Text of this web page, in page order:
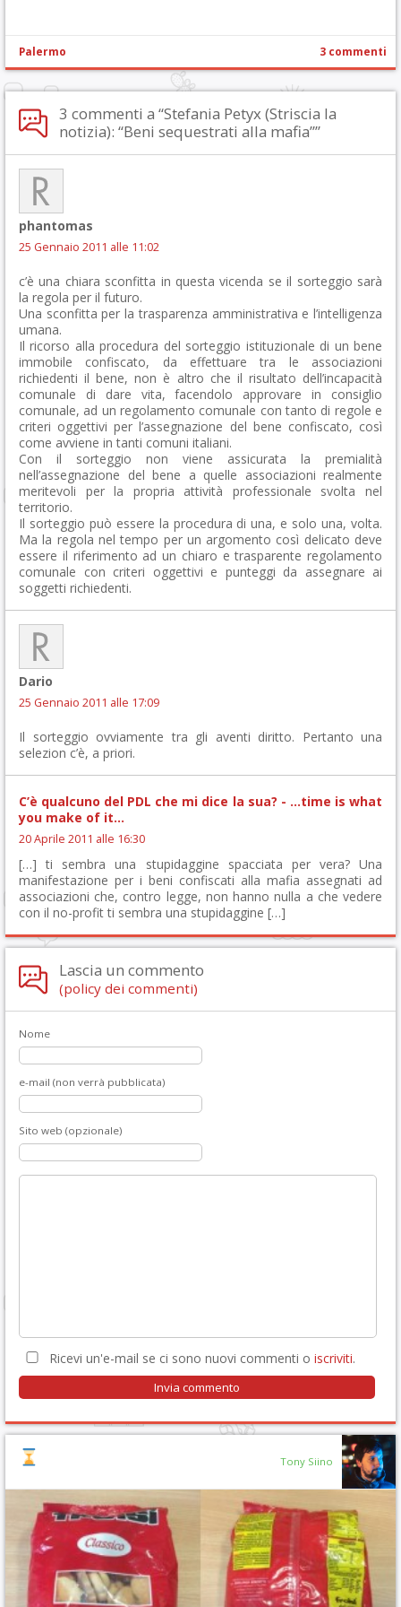
Palermo 3 commenti
3 commenti a “Stefania Petyx (Striscia la
notizia): “Beni sequestrati alla mafia””
phantomas
25 Gennaio 2011 alle 11:02
c’è una chiara sconfitta in questa vicenda se il sorteggio sarà
la regola per il futuro.
Una sconfitta per la trasparenza amministrativa e l’intelligenza
umana.
Il ricorso alla procedura del sorteggio istituzionale di un bene
immobile confiscato, da effettuare tra le associazioni
richiedenti il bene, non è altro che il risultato dell’incapacità
comunale di dare vita, facendolo approvare in consiglio
comunale, ad un regolamento comunale con tanto di regole e
criteri oggettivi per l’assegnazione del bene confiscato, così
come avviene in tanti comuni italiani.
Con il sorteggio non viene assicurata la premialità
nell’assegnazione del bene a quelle associazioni realmente
meritevoli per la propria attività professionale svolta nel
territorio.
Il sorteggio può essere la procedura di una, e solo una, volta.
Ma la regola nel tempo per un argomento così delicato deve
essere il riferimento ad un chiaro e trasparente regolamento
comunale con criteri oggettivi e punteggi da assegnare ai
soggetti richiedenti.
Dario
25 Gennaio 2011 alle 17:09
Il sorteggio ovviamente tra gli aventi diritto. Pertanto una
selezion c’è, a priori.
C’è qualcuno del PDL che mi dice la sua? - …time is what
you make of it…
20 Aprile 2011 alle 16:30
[…] ti sembra una stupidaggine spacciata per vera? Una
manifestazione per i beni confiscati alla mafia assegnati ad
associazioni che, contro legge, non hanno nulla a che vedere
con il no-profit ti sembra una stupidaggine […]
Lascia un commento
(policy dei commenti)
Nome
e-mail (non verrà pubblicata)
Sito web (opzionale)
Ricevi un'e-mail se ci sono nuovi commenti o iscriviti.
Tony Siino